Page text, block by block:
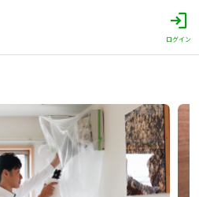
ログイン